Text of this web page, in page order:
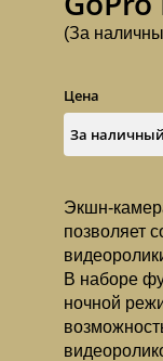
(За
Цена
Экшн-
позволяет
В наборе
ночной